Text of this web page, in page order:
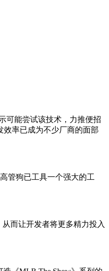
可能尝试该技术，力推便招
率已成为不少厂商的面部
管狗已工具一个强大的工
而让开发者将更多精力投入